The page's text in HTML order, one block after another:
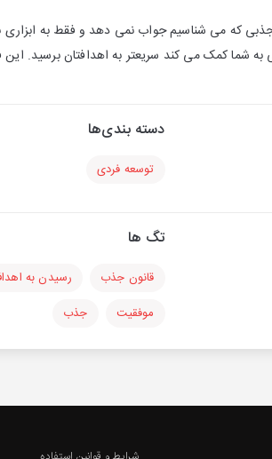
جذبی که می شناسیم جواب نمی دهد و فقط به
شما کمک می کند سریعتر به اهدافتان برسید.
دسته بندی‌ها
توسعه فردی
تگ ها
قانون جذب رسیدن به
موفقیت
جذب